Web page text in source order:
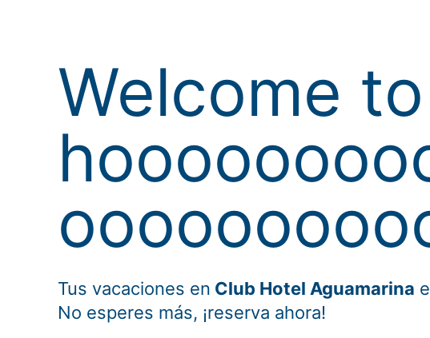
Welcome
Tus vacaciones en Club Hotel Aguamarina
No esperes más, ¡reserva ahora!